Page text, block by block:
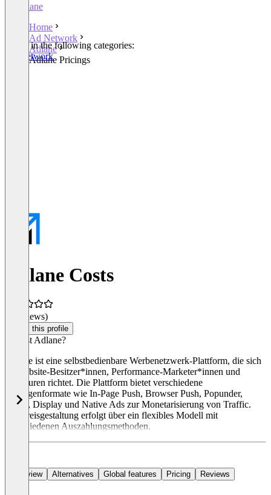
Adlane
Home
Ad Network
Adlane
Adlane Pricings
Listed in the following categories:
Ad Network
Adlane Costs
(0 reviews)
Claim this profile
Was ist Adlane?
Adlane ist eine selbstbedienbare Werbenetzwerk-Plattform, die sich
an Website-Besitzer*innen, Performance-Marketer*innen und
Agenturen richtet. Die Plattform bietet verschiedene
Anzeigenformate wie In-Page Push, Browser Push, Popunder,
Video, Display und Native Ads zur Monetarisierung von Traffic.
Die Preisgestaltung erfolgt über ein flexibles Modell mit
verschiedenen Auszahlungsmethoden.
Overview Alternatives Global features Pricing Reviews